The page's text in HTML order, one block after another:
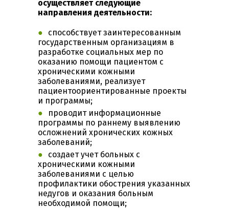
осуществляет следующие
направления деятельности:
способствует заинтересованным
государственным организациям в
разработке социальных мер по
оказанию помощи пациентом с
хроническими кожными
заболеваниями, реализует
пациентоориентированные проекты
и программы;
проводит информационные
программы по раннему выявлению
осложнений хронических кожных
заболеваний;
создает учет больных с
хроническими кожными
заболеваниями с целью
профилактики обострения указанных
недугов и оказания больным
необходимой помощи;